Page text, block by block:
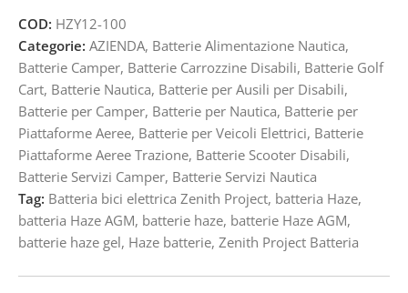
COD: HZY12-100
Categorie: AZIENDA, Batterie Alimentazione Nautica,
Batterie Camper, Batterie Carrozzine Disabili, Batterie Golf
Cart, Batterie Nautica, Batterie per Ausili per Disabili,
Batterie per Camper, Batterie per Nautica, Batterie per
Piattaforme Aeree, Batterie per Veicoli Elettrici, Batterie
Piattaforme Aeree Trazione, Batterie Scooter Disabili,
Batterie Servizi Camper, Batterie Servizi Nautica
Tag: Batteria bici elettrica Zenith Project, batteria Haze,
batteria Haze AGM, batterie haze, batterie Haze AGM,
batterie haze gel, Haze batterie, Zenith Project Batteria